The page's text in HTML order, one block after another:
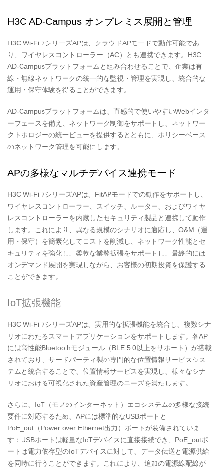
H3C AD-Campus オンプレミス展開と管理
H3C Wi-Fi 7シリーズAPは、クラウドAPモードで動作可能であ
り、ワイヤレスコントローラー（AC）とも連携できます。H3C
AD-Campusプラットフォームと組み合わせることで、企業は有
線・無線ネットワークの統一的な監視・管理を実現し、統合的な
運用・保守体験を得ることができます。
AD-Campusプラットフォームは、直感的で使いやすいWebインタ
ーフェースを備え、ネットワーク制御をサポートし、ネットワー
クトポロジーの統一ビューを提供するとともに、ポリシーベース
のネットワーク管理を可能にします。
APの多様なマルチデバイス連携モード
H3C Wi-Fi 7シリーズAPは、FitAPモードでの動作をサポートし、
ワイヤレスコントローラー、スイッチ、ルーター、およびワイヤ
レスコントローラーを内蔵したセキュリティ製品と連携して動作
します。これにより、異なる規模のシナリオに適応し、O&M（運
用・保守）を簡素化してコストを削減し、ネットワーク性能とセ
キュリティを強化し、柔軟な業務拡張をサポートし、最終的には
オンデマンド展開を実現しながら、お客様の初期投資を保護する
ことができます。
IoT拡張機能
H3C Wi-Fi 7シリーズAPは、実用的な拡張機能を統合し、複数シナ
リオにわたるスマートアプリケーションをサポートします。各AP
には高性能Bluetoothモジュール（BLE 5.0以上をサポート）が搭載
されており、サードパーティ製の専門的な位置情報サービスシス
テムと統合することで、位置情報サービスを実現し、様々なシナ
リオにおける可視化された資産管理のニーズを満たします。
さらに、IoT（モノのインターネット）エコシステムの多様な接続
要件に対応するため、APには標準的なUSBポートと
PoE_out（Power over Ethernet出力）ポートが装備されていま
す：USBポートは軽量なIoTデバイスに直接接続でき、PoE_outポ
ートは電力依存型のIoTデバイスに対して、データ伝送と電源供給
を同時に行うことができます。これにより、追加の電源線配線が